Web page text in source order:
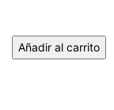
Añadir al carrito